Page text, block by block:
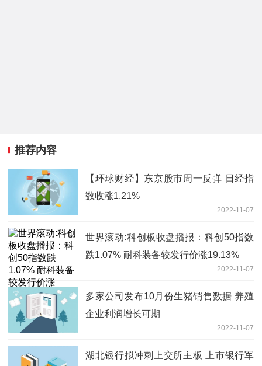
推荐内容
【环球财经】东京股市周一反弹 日经指
数收涨1.21%
2022-11-07
世界滚动:科创板收盘播报：科创50指数
跌1.07% 耐科装备较发行价涨19.13%
2022-11-07
多家公司发布10月份生猪销售数据 养殖
企业利润增长可期
2022-11-07
湖北银行拟冲刺上交所主板 上市银行军